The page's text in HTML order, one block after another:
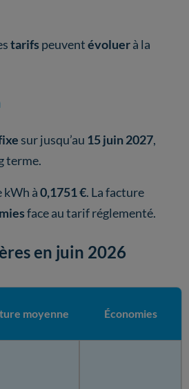
tarifs peuventévoluerà la
sur jusqu’au 15 juin 2027,
terme.
kWh à0,1751 €. La facture
face au tarif réglementé.
en juin 2026
moyenne Économies